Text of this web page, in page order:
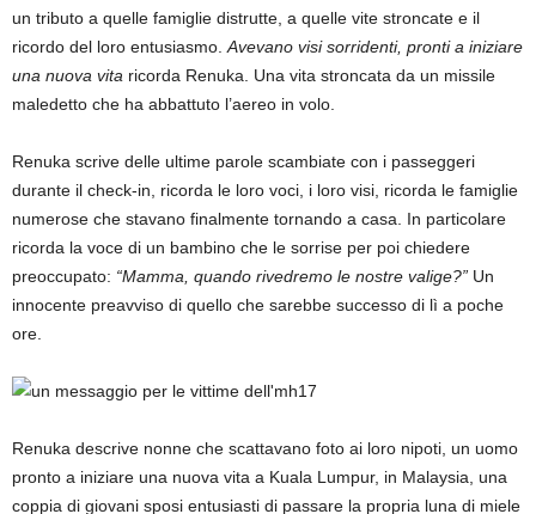
un tributo a quelle famiglie distrutte, a quelle vite stroncate e il
ricordo del loro entusiasmo. Avevano visi sorridenti, pronti a iniziare
una nuova vita ricorda Renuka. Una vita stroncata da un missile
maledetto che ha abbattuto l’aereo in volo.
Renuka scrive delle ultime parole scambiate con i passeggeri
durante il check-in, ricorda le loro voci, i loro visi, ricorda le famiglie
numerose che stavano finalmente tornando a casa. In particolare
ricorda la voce di un bambino che le sorrise per poi chiedere
preoccupato: “Mamma, quando rivedremo le nostre valige?” Un
innocente preavviso di quello che sarebbe successo di lì a poche
ore.
Renuka descrive nonne che scattavano foto ai loro nipoti, un uomo
pronto a iniziare una nuova vita a Kuala Lumpur, in Malaysia, una
coppia di giovani sposi entusiasti di passare la propria luna di miele